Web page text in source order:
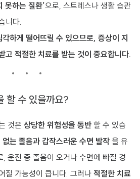
못하는 질환’으로, 스트레스나 생활 습관
니다.
하게 떨어뜨릴 수 있으므로, 증상이 지
고 적절한 치료를 받는 것이 중요합니다.
할 수 있을까요?
것은 상당한 위험성을 동반 할 수 있습
없는 졸음과 갑작스러운 수면 발작 을 유
, 운전 중 졸음이 오거나 수면에 빠질 경
질 가능성이 큽니다. 그러나 적절한 치료